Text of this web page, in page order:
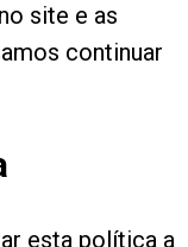
site e as
continuar
esta política a